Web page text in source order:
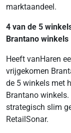
marktaandeel.
4 van de 5
Brantano winkels
Heeft vanHaren
vrijgekomen
de 5 winkels met
Brantano
strategisch slim
RetailSonar.